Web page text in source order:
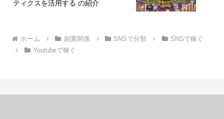
ティクスを活用する の紹介
ホーム 副業関係 SNSで分類
SNSで稼ぐ
Youtubeで稼ぐ